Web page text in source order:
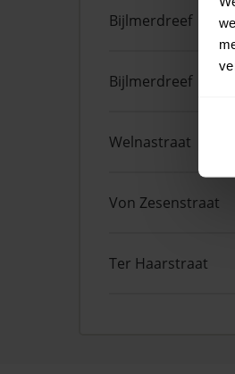
Bijlmerdreef
Bijlmerdreef
Welnastraat
Von Zesenstraat
Ter Haarstraat